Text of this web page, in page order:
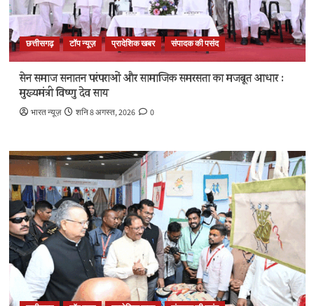
छत्तीसगढ़ टॉप न्यूज़ प्रादेशिक खबर संपादक की पसंद
सेन समाज सनातन परंपराओं और सामाजिक समरसता का मजबूत आधार :
मुख्यमंत्री विष्णु देव साय
भारत न्यूज़ शनि 8 अगस्त, 2026 0